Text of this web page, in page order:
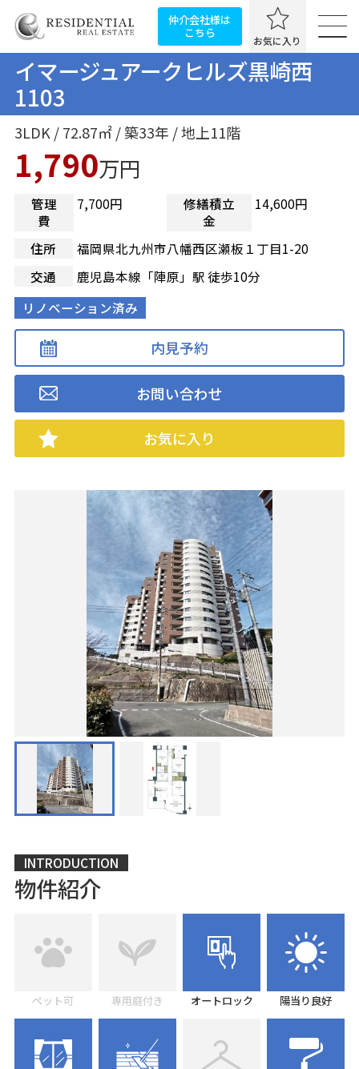
仲介会社様は
こちら
お気に入り
イマージュアークヒルズ黒崎西
1103
3LDK / 72.87㎡ / 築33年 / 地上11階
1,790万円
管理
費
7,700円
修繕積立
金
14,600円
住所
福岡県北九州市八幡西区瀬板１丁目1-20
交通
鹿児島本線「陣原」駅 徒歩10分
リノベーション済み
内見予約
お問い合わせ
お気に入り
INTRODUCTION
物件紹介
ペット可 専用庭付き オートロック 陽当り良好